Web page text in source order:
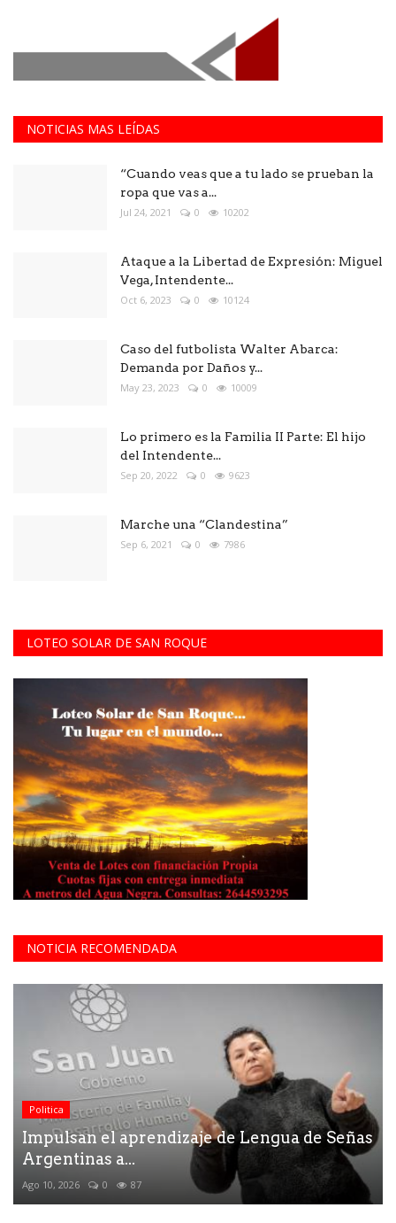
NOTICIAS MAS LEÍDAS
“Cuando veas que a tu lado se prueban la
ropa que vas a...
Jul 24, 2021 0 10202
Ataque a la Libertad de Expresión: Miguel
Vega, Intendente...
Oct 6, 2023 0 10124
Caso del futbolista Walter Abarca:
Demanda por Daños y...
May 23, 2023 0 10009
Lo primero es la Familia II Parte: El hijo
del Intendente...
Sep 20, 2022 0 9623
Marche una “Clandestina”
Sep 6, 2021 0 7986
LOTEO SOLAR DE SAN ROQUE
NOTICIA RECOMENDADA
Politica
Impulsan el aprendizaje de Lengua de Señas
Argentinas a...
Ago 10, 2026 0 87